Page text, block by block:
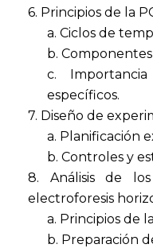
6. Principios de la
a. Ciclos de
b.
c.
específicos.
7. Diseño de
a. Planificación
b. Controles y
8. Análisis de
electroforesis
a. Principios de
b. Preparación